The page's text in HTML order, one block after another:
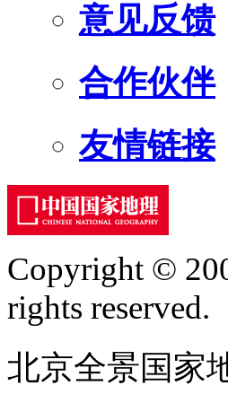
意见反馈
合作伙伴
友情链接
Copyright ©
rights reserved.
北京全景国家